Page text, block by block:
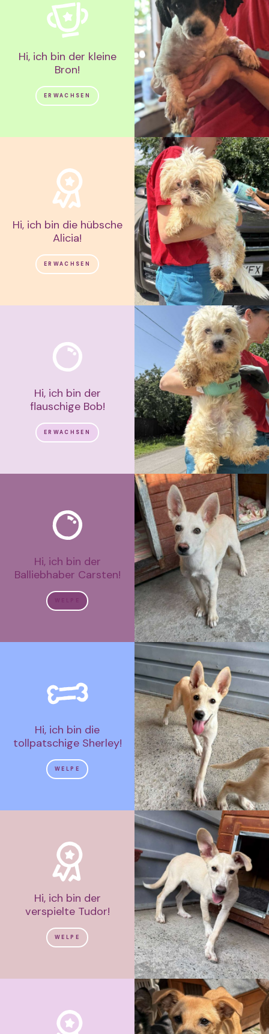
Hi, ich bin der kleine
Bron!
ERWACHSEN
Hi, ich bin die hübsche
Alicia!
ERWACHSEN
Hi, ich bin der
flauschige Bob!
ERWACHSEN
Hi, ich bin der
Balliebhaber Carsten!
Hi, ich bin die
tollpatschige Sherley!
WELPE
Hi, ich bin der
verspielte Tudor!
WELPE